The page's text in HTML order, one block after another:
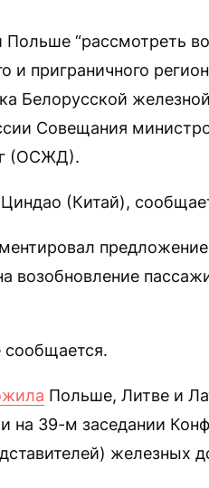
“рассмотреть
и приграничного
Белорусской
Совещания
(ОСЖД).
Циндао (Китай),
возобновление
сообщается.
Польше, Литве и
на 39-м заседании
железных